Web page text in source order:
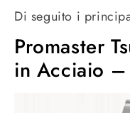
Di seguito i
Promaster
in Acciaio